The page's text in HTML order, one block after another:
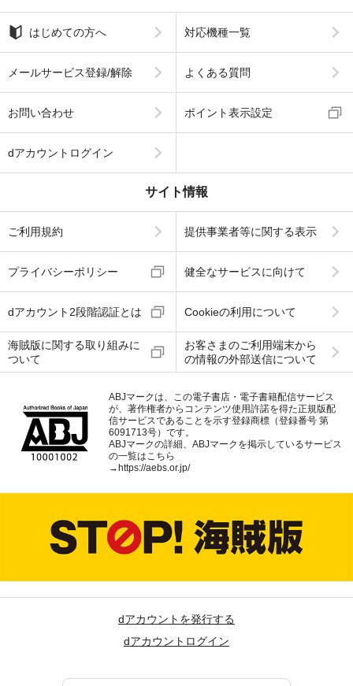
はじめての方へ 対応機種一覧
メールサービス登録/解除 よくある質問
お問い合わせ ポイント表示設定
dアカウントログイン
サイト情報
ご利用規約 提供事業者等に関する表示
プライバシーポリシー 健全なサービスに向けて
dアカウント2段階認証とは Cookieの利用について
海賊版に関する取り組みに
ついて
お客さまのご利用端末から
の情報の外部送信について
ABJマークは、この電子書店・電子書籍配信サービス
が、著作権者からコンテンツ使用許諾を得た正規版配
信サービスであることを示す登録商標（登録番号 第
6091713号）です。
ABJマークの詳細、ABJマークを掲示しているサービス
の一覧はこちら
→ https://aebs.or.jp/
dアカウントを発行する
dアカウントログイン